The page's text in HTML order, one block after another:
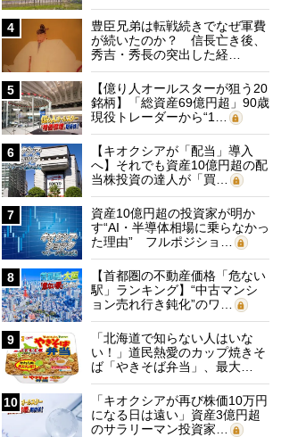
4
豊臣兄弟は転戦続きでなぜ軍費
が続いたのか？ 信長亡き後、
秀吉・秀長の突出した経…
5
【億り人オールスターが狙う20
銘柄】「総資産69億円超」90歳
現役トレーダーから“1…
6
【キオクシアが「配当」導入
へ】それでも資産10億円超の配
当株投資の達人が「買…
7
資産10億円超の投資家が明か
す“AI・半導体相場に乗らなかっ
た理由” フルポジショ…
8
【首都圏の不動産価格「危ない
駅」ランキング】“中古マンシ
ョン売れ行き鈍化”のワ…
9
「北海道で知らない人はいな
い！」道民熱愛のカップ焼きそ
ば「やきそば弁当」、最大…
10
「キオクシアが再び株価10万円
になる日は遠い」資産3億円超
のサラリーマン投資家…